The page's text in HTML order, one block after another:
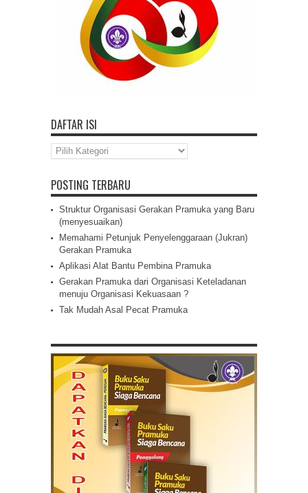
DAFTAR ISI
Daftar
Isi
POSTING TERBARU
Struktur Organisasi Gerakan Pramuka yang Baru
(menyesuaikan)
Memahami Petunjuk Penyelenggaraan (Jukran)
Gerakan Pramuka
Aplikasi Alat Bantu Pembina Pramuka
Gerakan Pramuka dari Organisasi Keteladanan
menuju Organisasi Kekuasaan ?
Tak Mudah Asal Pecat Pramuka